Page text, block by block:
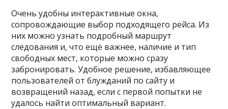
Очень удобны интерактивные окна,
сопровождающие выбор подходящего рейса. Из
них можно узнать подробный маршрут
следования и, что ещё важнее, наличие и тип
свободных мест, которые можно сразу
забронировать. Удобное решение, избавляющее
пользователей от блужданий по сайту и
возвращений назад, если с первой попытки не
удалось найти оптимальный вариант.